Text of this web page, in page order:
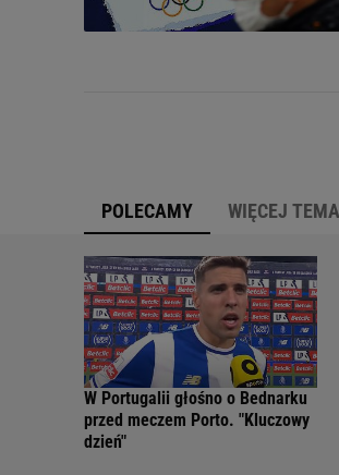
POLECAMY WIĘCEJ
W Portugalii głośno o Bednarku
przed meczem Porto. "Kluczowy
dzień"